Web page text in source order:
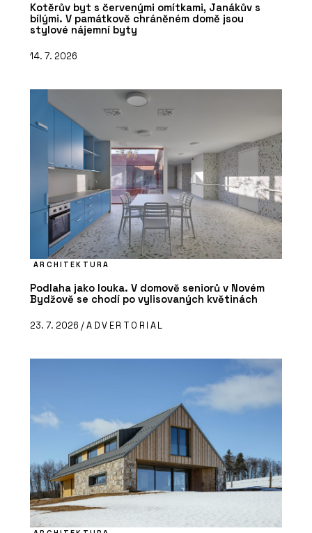
Kotěrův byt s červenými omítkami, Janákův s
bílými. V památkově chráněném domě jsou
stylové nájemní byty
14. 7. 2026
ARCHITEKTURA
Podlaha jako louka. V domově seniorů v Novém
Bydžově se chodí po vylisovaných květinách
23. 7. 2026 /ADVERTORIAL